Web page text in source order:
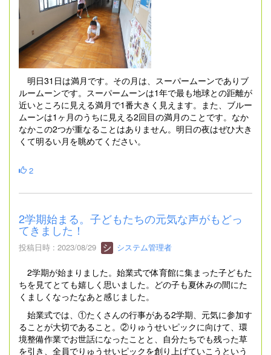
明日31日は満月です。その月は、スーパームーンでありブ
ルームーンです。スーパームーンは1年で最も地球との距離が
近いところに見える満月で1番大きく見えます。また、ブルー
ムーンは1ヶ月のうちに見える2回目の満月のことです。なか
なかこの2つが重なることはありません。明日の夜はぜひ大き
くて明るい月を眺めてください。
2
2学期始まる。子どもたちの元気な声がもどっ
てきました！
投稿日時 : 2023/08/29 システム管理者
2学期が始まりました。始業式で体育館に集まった子どもた
ちを見てとても嬉しく思いました。どの子も夏休みの間にた
くましくなったなあと感じました。
始業式では、①たくさんの行事がある2学期、元気に参加す
ることが大切であること。②りゅうせいピックに向けて、環
境整備作業でお世話になったことと、自分たちでも残った草
を引き、全員でりゅうせいピックを創り上げていこうという